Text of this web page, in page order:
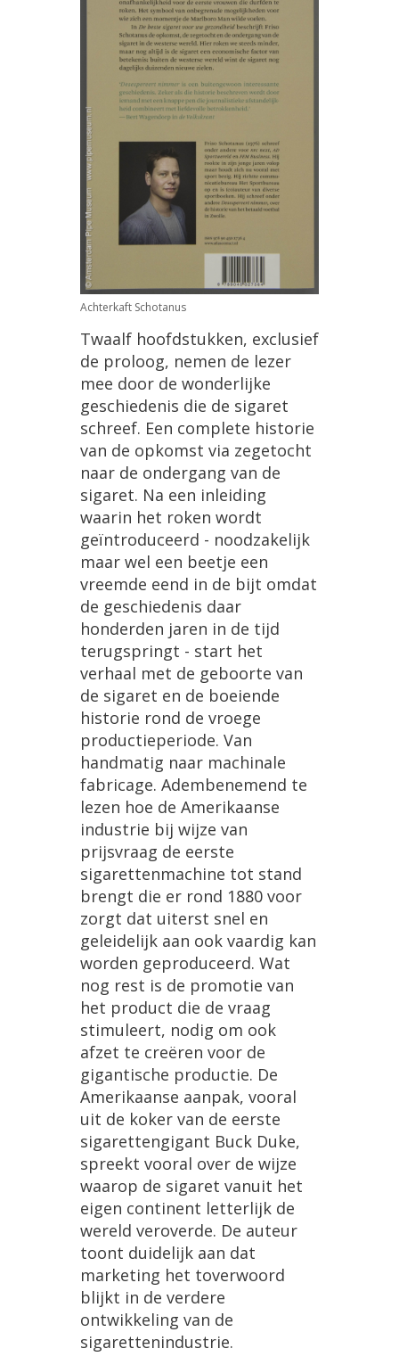
Achterkaft Schotanus
Twaalf hoofdstukken, exclusief
de proloog, nemen de lezer
mee door de wonderlijke
geschiedenis die de sigaret
schreef. Een complete historie
van de opkomst via zegetocht
naar de ondergang van de
sigaret. Na een inleiding
waarin het roken wordt
geïntroduceerd - noodzakelijk
maar wel een beetje een
vreemde eend in de bijt omdat
de geschiedenis daar
honderden jaren in de tijd
terugspringt - start het
verhaal met de geboorte van
de sigaret en de boeiende
historie rond de vroege
productieperiode. Van
handmatig naar machinale
fabricage. Adembenemend te
lezen hoe de Amerikaanse
industrie bij wijze van
prijsvraag de eerste
sigarettenmachine tot stand
brengt die er rond 1880 voor
zorgt dat uiterst snel en
geleidelijk aan ook vaardig kan
worden geproduceerd. Wat
nog rest is de promotie van
het product die de vraag
stimuleert, nodig om ook
afzet te creëren voor de
gigantische productie. De
Amerikaanse aanpak, vooral
uit de koker van de eerste
sigarettengigant Buck Duke,
spreekt vooral over de wijze
waarop de sigaret vanuit het
eigen continent letterlijk de
wereld veroverde. De auteur
toont duidelijk aan dat
marketing het toverwoord
blijkt in de verdere
ontwikkeling van de
sigarettenindustrie.